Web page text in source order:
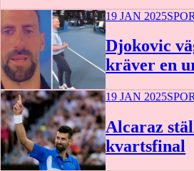
19 JAN 2025
Djokovic
kräver en
19 JAN 2025
Alcaraz
kvartsfinal